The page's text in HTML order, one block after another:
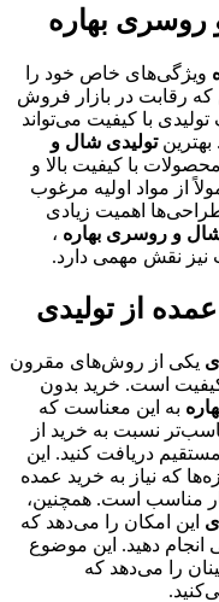
روسری بهاره
ویژگی‌های خاص خود را
که رقابت در بازار فروش
با کیفیت می‌تواند
تولیدی شال و
محصولات با کیفیت بالا و
از مواد اولیه مرغوب
اهمیت زیادی
و روسری بهاره ،
نقش مهمی دارد.
از تولیدی
یکی از روش‌های مقرون
است. خرید بدون
به این معناست که
نسبت به خرید از
دریافت کنید. این
که نیاز به خرید عمده
مناسب است. همچنین،
این امکان را می‌دهد که
انجام دهید. این موضوع
را می‌دهد که